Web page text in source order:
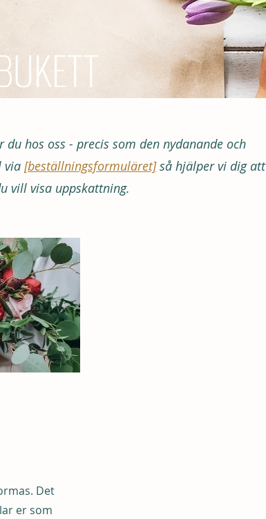
hos oss - precis som den nydanande och
via [beställningsformuläret]så hjälper vi dig att
vill visa uppskattning.
Det
er som